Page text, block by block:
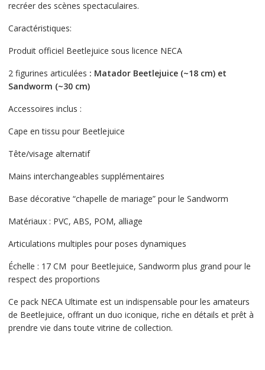
recréer des scènes spectaculaires.
Caractéristiques:
Produit officiel Beetlejuice sous licence NECA
2 figurines articulées : Matador Beetlejuice (~18 cm) et
Sandworm (~30 cm)
Accessoires inclus :
Cape en tissu pour Beetlejuice
Tête/visage alternatif
Mains interchangeables supplémentaires
Base décorative “chapelle de mariage” pour le Sandworm
Matériaux : PVC, ABS, POM, alliage
Articulations multiples pour poses dynamiques
Échelle : 17 CM pour Beetlejuice, Sandworm plus grand pour le
respect des proportions
Ce pack NECA Ultimate est un indispensable pour les amateurs
de Beetlejuice, offrant un duo iconique, riche en détails et prêt à
prendre vie dans toute vitrine de collection.